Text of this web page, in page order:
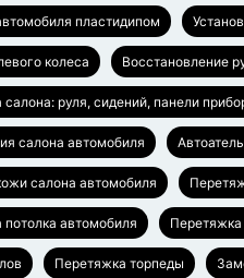
пластидипом
колеса Восстановление
руля, сидений, панели
салона автомобиля
салона автомобиля
автомобиля
Перетяжка торпеды